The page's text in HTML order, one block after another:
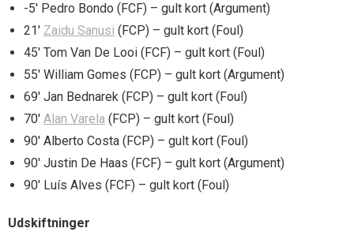
-5′ Pedro Bondo (FCF) – gult kort (Argument)
21′ Zaidu Sanusi (FCP) – gult kort (Foul)
45′ Tom Van De Looi (FCF) – gult kort (Foul)
55′ William Gomes (FCP) – gult kort (Argument)
69′ Jan Bednarek (FCP) – gult kort (Foul)
70′ Alan Varela (FCP) – gult kort (Foul)
90′ Alberto Costa (FCP) – gult kort (Foul)
90′ Justin De Haas (FCF) – gult kort (Argument)
90′ Luís Alves (FCF) – gult kort (Foul)
Udskiftninger